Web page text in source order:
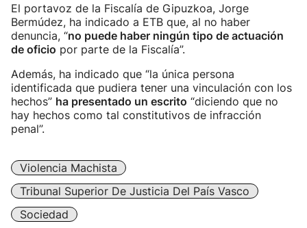
El portavoz de la Fiscalía de Gipuzkoa, Jorge
Bermúdez, ha indicado a ETB que, al no haber
denuncia, “no puede haber ningún tipo de actuación
de oficio por parte de la Fiscalía”.
Además, ha indicado que “la única persona
identificada que pudiera tener una vinculación con los
hechos” ha presentado un escrito “diciendo que no
hay hechos como tal constitutivos de infracción
penal”.
Violencia Machista
Tribunal Superior De Justicia Del País Vasco
Sociedad